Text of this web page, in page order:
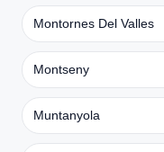
Montornes Del Valles
Montseny
Muntanyola